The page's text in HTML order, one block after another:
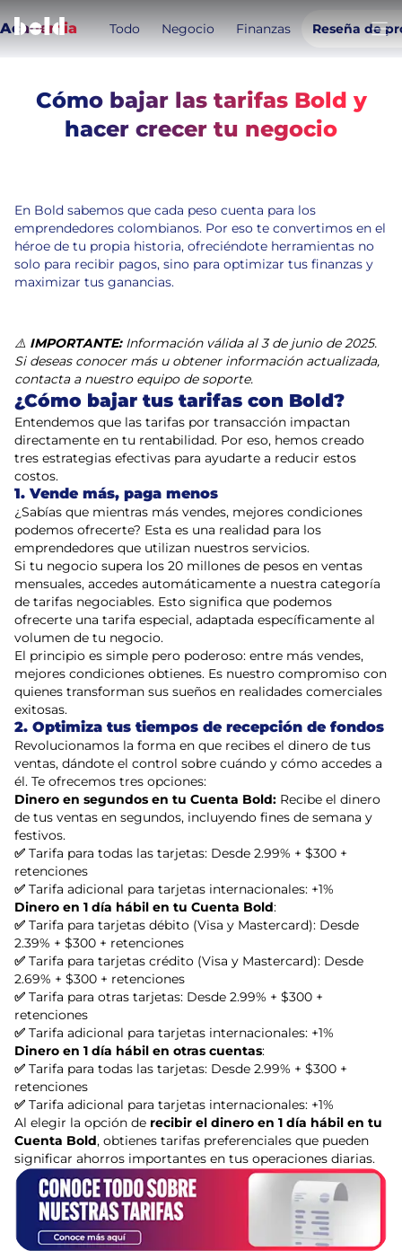
Academia Todo Negocio Finanzas Reseña de
Cómo bajar las tarifas Bold y
hacer crecer tu negocio
Temas de este artículo:
Ahorro
En Bold sabemos que cada peso cuenta para los
emprendedores colombianos. Por eso te convertimos en el
héroe de tu propia historia, ofreciéndote herramientas no
solo para recibir pagos, sino para optimizar tus finanzas y
maximizar tus ganancias.
⚠️ IMPORTANTE:Información válida al 3 de junio de 2025.
Si deseas conocer más u obtener información actualizada,
contacta a nuestro equipo de soporte.
¿Cómo bajar tus tarifas con Bold?
Entendemos que las tarifas por transacción impactan
directamente en tu rentabilidad. Por eso, hemos creado
tres estrategias efectivas para ayudarte a reducir estos
costos.
1. Vende más, paga menos
¿Sabías que mientras más vendes, mejores condiciones
podemos ofrecerte? Esta es una realidad para los
emprendedores que utilizan nuestros servicios.
Si tu negocio supera los 20 millones de pesos en ventas
mensuales, accedes automáticamente a nuestra categoría
de tarifas negociables. Esto significa que podemos
ofrecerte una tarifa especial, adaptada específicamente al
volumen de tu negocio.
El principio es simple pero poderoso: entre más vendes,
mejores condiciones obtienes. Es nuestro compromiso con
quienes transforman sus sueños en realidades comerciales
exitosas.
2. Optimiza tus tiempos de recepción de fondos
Revolucionamos la forma en que recibes el dinero de tus
ventas, dándote el control sobre cuándo y cómo accedes a
él. Te ofrecemos tres opciones:
Dinero en segundos en tu Cuenta Bold: Recibe el dinero
de tus ventas en segundos, incluyendo fines de semana y
festivos.
✅ Tarifa para todas las tarjetas: Desde 2.99% + $300 +
retenciones
✅ Tarifa adicional para tarjetas internacionales: +1%
Dinero en 1 día hábil en tu Cuenta Bold:
✅ Tarifa para tarjetas débito (Visa y Mastercard): Desde
2.39% + $300 + retenciones
✅ Tarifa para tarjetas crédito (Visa y Mastercard): Desde
2.69% + $300 + retenciones
✅ Tarifa para otras tarjetas: Desde 2.99% + $300 +
retenciones
✅ Tarifa adicional para tarjetas internacionales: +1%
Dinero en 1 día hábil en otras cuentas:
✅ Tarifa para todas las tarjetas: Desde 2.99% + $300 +
retenciones
✅ Tarifa adicional para tarjetas internacionales: +1%
Al elegir la opción de recibir el dinero en 1 día hábil en tu
Cuenta Bold, obtienes tarifas preferenciales que pueden
significar ahorros importantes en tus operaciones diarias.